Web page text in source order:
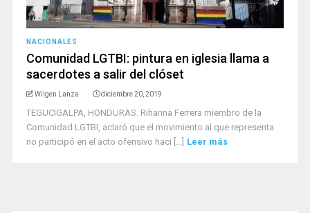
NACIONALES
Comunidad LGTBI: pintura en iglesia llama a
sacerdotes a salir del clóset
Wilgen Lanza diciembre 20, 2019
TEGUCIGALPA, HONDURAS. Rihanna Ferrera miembro de la
Comunidad LGTBI, aclaró que el movimiento al que representa
no participó en el acto ofensivo haci [...] Leer más